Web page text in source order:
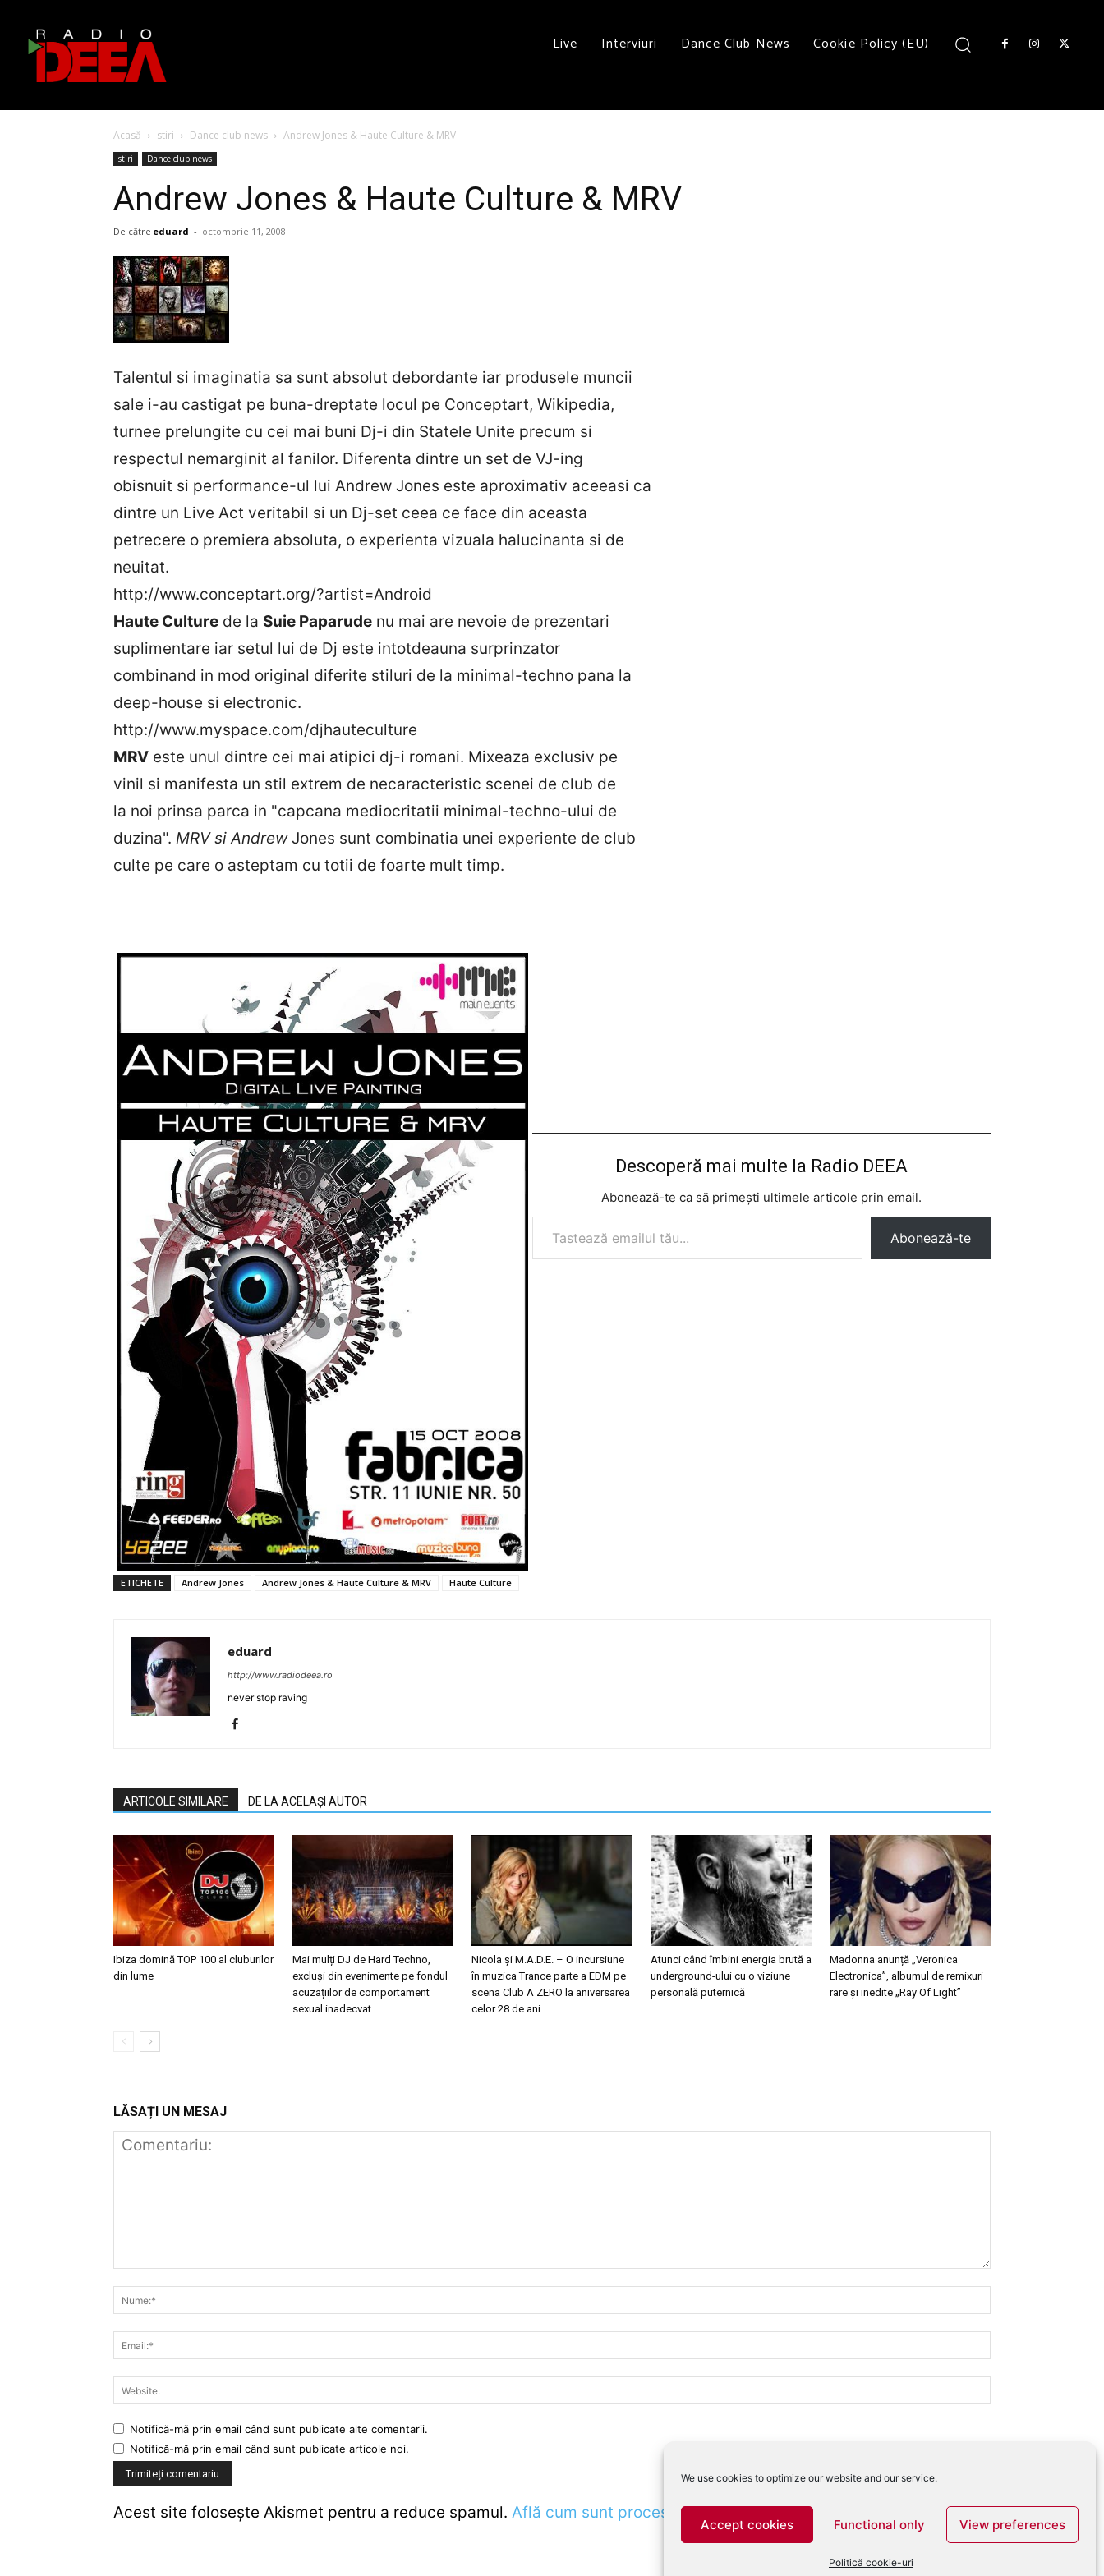
We use cookies to optimize our website and our service.
Accept cookies Functional only View preferences
Politică cookie-uri
Live Interviuri Dance Club News Cookie Policy (EU)
Acasă stiri Dance club news Andrew Jones & Haute Culture & MRV
stiri Dance club news
Andrew Jones & Haute Culture & MRV
De către eduard - octombrie 11, 2008
Talentul si imaginatia sa sunt absolut debordante iar produsele muncii
sale i-au castigat pe buna-dreptate locul pe Conceptart, Wikipedia,
turnee prelungite cu cei mai buni Dj-i din Statele Unite precum si
respectul nemarginit al fanilor. Diferenta dintre un set de VJ-ing
obisnuit si performance-ul lui Andrew Jones este aproximativ aceeasi ca
dintre un Live Act veritabil si un Dj-set ceea ce face din aceasta
petrecere o premiera absoluta, o experienta vizuala halucinanta si de
neuitat.
http://www.conceptart.org/?artist=Android
Haute Culture de la Suie Paparude nu mai are nevoie de prezentari
suplimentare iar setul lui de Dj este intotdeauna surprinzator
combinand in mod original diferite stiluri de la minimal-techno pana la
deep-house si electronic.
http://www.myspace.com/djhauteculture
MRV este unul dintre cei mai atipici dj-i romani. Mixeaza exclusiv pe
vinil si manifesta un stil extrem de necaracteristic scenei de club de
la noi prinsa parca in "capcana mediocritatii minimal-techno-ului de
duzina". MRV si AndrewJones sunt combinatia unei experiente de club
culte pe care o asteptam cu totii de foarte mult timp.
Descoperă mai multe la Radio DEEA
Abonează-te ca să primești ultimele articole prin email.
Tastează emailul tău...
Abonează-te
ETICHETE Andrew Jones Andrew Jones & Haute Culture & MRV Haute Culture
eduard
http://www.radiodeea.ro
never stop raving
ARTICOLE SIMILARE DE LA ACELAȘI AUTOR
Ibiza domină TOP 100 al cluburilor
din lume
Mai mulți DJ de Hard Techno,
excluși din evenimente pe fondul
acuzațiilor de comportament
sexual inadecvat
Nicola și M.A.D.E. – O incursiune
în muzica Trance parte a EDM pe
scena Club A ZERO la aniversarea
celor 28 de ani...
Atunci când îmbini energia brută a
underground-ului cu o viziune
personală puternică
Madonna anunță „Veronica
Electronica”, albumul de remixuri
rare și inedite „Ray Of Light”
LĂSAȚI UN MESAJ
Notifică-mă prin email când sunt publicate alte comentarii.
Notifică-mă prin email când sunt publicate articole noi.
Acest site folosește Akismet pentru a reduce spamul. Află cum sunt procesate datele comentariilor tale